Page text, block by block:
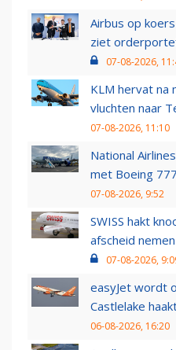
Airbus op
ziet
07-08-2026,
KLM hervat na
vluchten naar
07-08-2026, 11:10
National
met Boeing
07-08-2026, 9:52
SWISS hakt
afscheid
07-08-2026,
easyJet wordt
Castlelake
06-08-2026, 16:20